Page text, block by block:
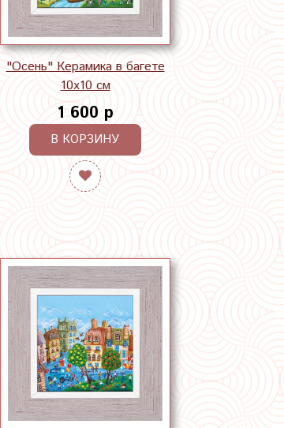
"Осень" Керамика в багете
10х10 см
1 600 р
В КОРЗИНУ